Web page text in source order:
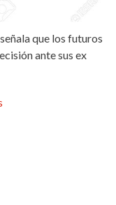
que los futuros
ante sus ex